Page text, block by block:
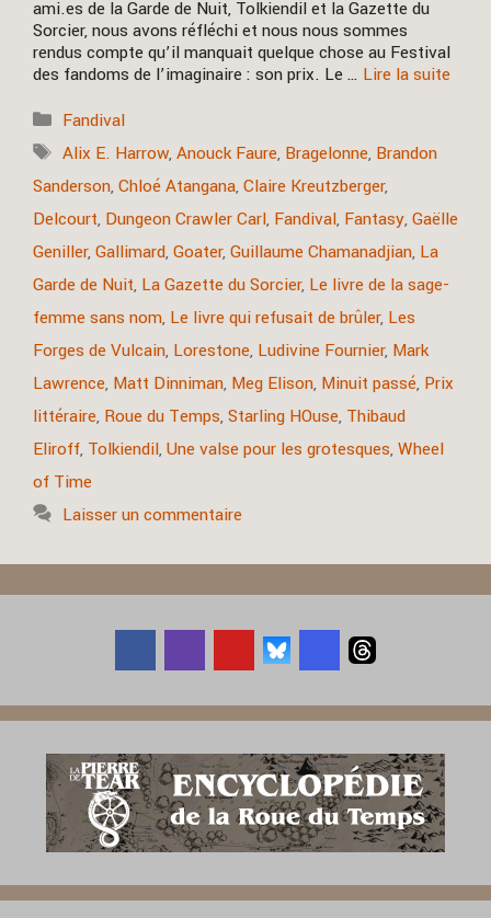
ami.es de la Garde de Nuit, Tolkiendil et la Gazette du
Sorcier, nous avons réfléchi et nous nous sommes
rendus compte qu’il manquait quelque chose au Festival
des fandoms de l’imaginaire : son prix. Le … Lire la suite
Catégories
Fandival
Étiquettes
Alix E. Harrow,Anouck Faure, Bragelonne, Brandon
Sanderson, Chloé Atangana, Claire Kreutzberger,
Delcourt, Dungeon Crawler Carl, Fandival, Fantasy, Gaëlle
Geniller, Gallimard, Goater, Guillaume Chamanadjian, La
Garde de Nuit, La Gazette du Sorcier, Le livre de la sage-
femme sans nom, Le livre qui refusait de brûler, Les
Forges de Vulcain, Lorestone, Ludivine Fournier, Mark
Lawrence, Matt Dinniman, Meg Elison, Minuit passé, Prix
littéraire, Roue du Temps, Starling HOuse, Thibaud
Eliroff, Tolkiendil, Une valse pour les grotesques, Wheel
of Time
Laisser un commentaire